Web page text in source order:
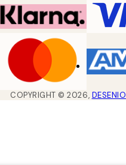
COPYRIGHT ©2026, DESENIO